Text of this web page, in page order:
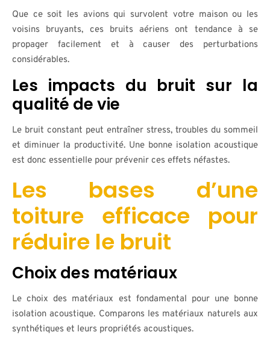
Que ce soit les avions qui survolent votre maison ou les
voisins bruyants, ces bruits aériens ont tendance à se
propager facilement et à causer des perturbations
considérables.
Les impacts du bruit sur la
qualité de vie
Le bruit constant peut entraîner stress, troubles du sommeil
et diminuer la productivité. Une bonne isolation acoustique
est donc essentielle pour prévenir ces effets néfastes.
Les bases d’une
toiture efficace pour
réduire le bruit
Choix des matériaux
Le choix des matériaux est fondamental pour une bonne
isolation acoustique. Comparons les matériaux naturels aux
synthétiques et leurs propriétés acoustiques.